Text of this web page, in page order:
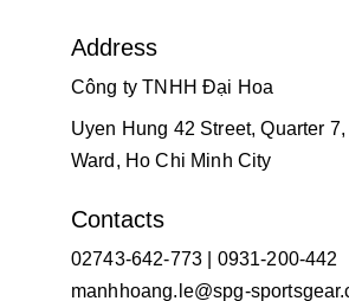
Address
Công ty TNHH Đại Hoa
Uyen Hung 42 Street, Quarter 7,
Ward, Ho Chi Minh City
Contacts
02743-642-773 | 0931-200-442
manhhoang.le@spg-